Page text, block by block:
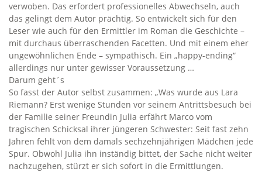
verwoben. Das erfordert professionelles Abwechseln, auch
das gelingt dem Autor prächtig. So entwickelt sich für den
Leser wie auch für den Ermittler im Roman die Geschichte –
mit durchaus überraschenden Facetten. Und mit einem eher
ungewöhnlichen Ende – sympathisch. Ein „happy-ending“
allerdings nur unter gewisser Voraussetzung …
Darum geht´s
So fasst der Autor selbst zusammen: „Was wurde aus Lara
Riemann? Erst wenige Stunden vor seinem Antrittsbesuch bei
der Familie seiner Freundin Julia erfährt Marco vom
tragischen Schicksal ihrer jüngeren Schwester: Seit fast zehn
Jahren fehlt von dem damals sechzehnjährigen Mädchen jede
Spur. Obwohl Julia ihn inständig bittet, der Sache nicht weiter
nachzugehen, stürzt er sich sofort in die Ermittlungen.